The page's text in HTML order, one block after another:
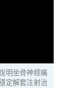
明坐骨神經痛
定解套注射治